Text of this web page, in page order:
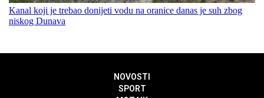
Kanal koji je trebao donijeti vodu na oranice danas je suh zbog
niskog Dunava
NOVOSTI
SPORT